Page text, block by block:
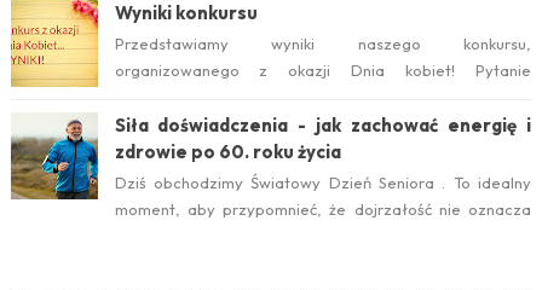
Wyniki konkursu
Przedstawiamy wyniki naszego konkursu,
organizowanego z okazji Dnia kobiet! Pytanie
Siła doświadczenia - jak zachować energię i
zdrowie po 60. roku życia
Dziś obchodzimy Światowy Dzień Seniora . To idealny
moment, aby przypomnieć, że dojrzałość nie oznacza